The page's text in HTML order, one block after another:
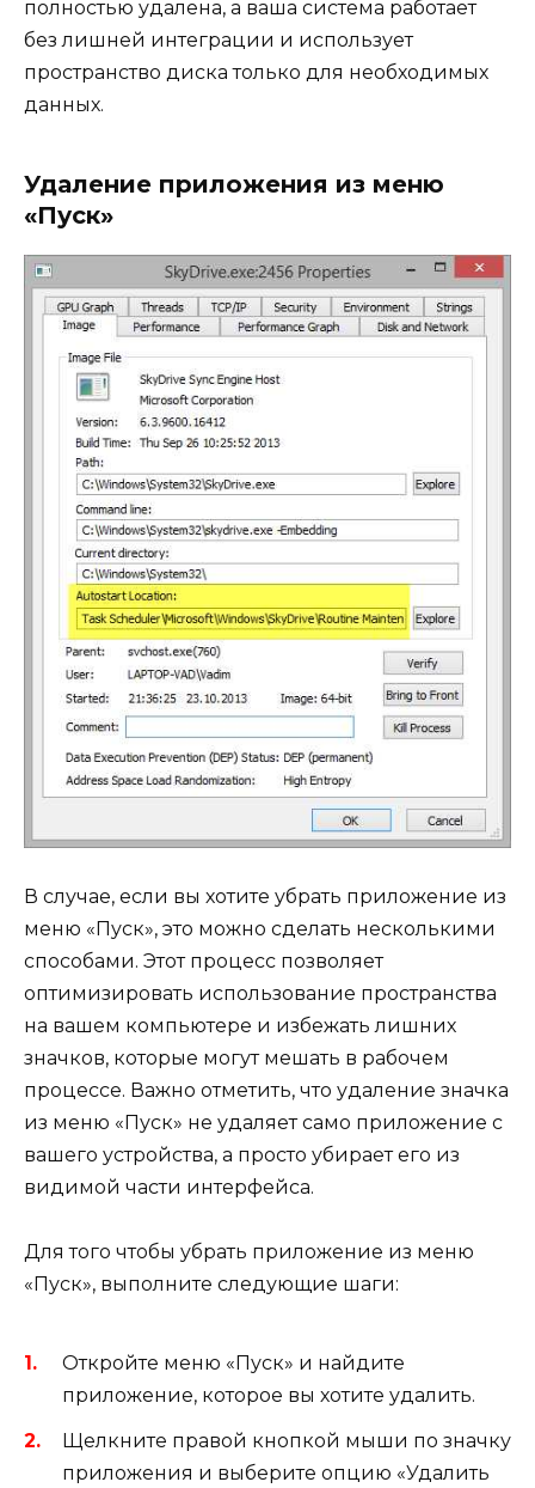
полностью удалена, а ваша система работает
без лишней интеграции и использует
пространство диска только для необходимых
данных.
Удаление приложения из меню
«Пуск»
В случае, если вы хотите убрать приложение из
меню «Пуск», это можно сделать несколькими
способами. Этот процесс позволяет
оптимизировать использование пространства
на вашем компьютере и избежать лишних
значков, которые могут мешать в рабочем
процессе. Важно отметить, что удаление значка
из меню «Пуск» не удаляет само приложение с
вашего устройства, а просто убирает его из
видимой части интерфейса.
Для того чтобы убрать приложение из меню
«Пуск», выполните следующие шаги:
Откройте меню «Пуск» и найдите
приложение, которое вы хотите удалить.
Щелкните правой кнопкой мыши по значку
приложения и выберите опцию «Удалить